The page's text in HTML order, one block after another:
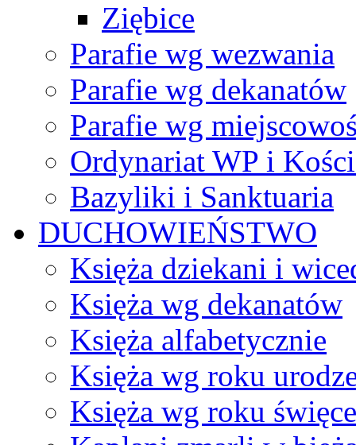
Ziębice
Parafie wg wezwania
Parafie wg dekanatów
Parafie wg
Ordynariat WP i
Bazyliki i Sanktuaria
DUCHOWIEŃSTWO
Księża dziekani i
Księża wg dekanatów
Księża alfabetycznie
Księża wg roku
Księża wg roku